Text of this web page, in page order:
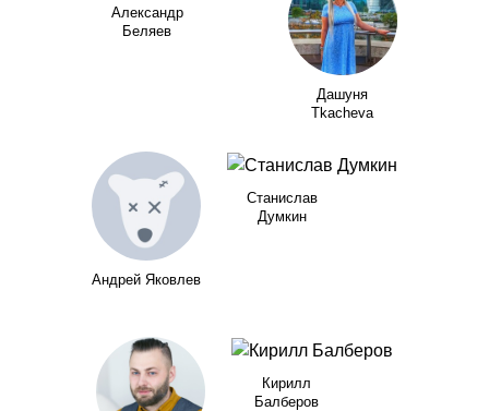
Александр
Беляев
Дашуня
Tkacheva
Андрей Яковлев
Станислав
Думкин
Кирилл
Балберов